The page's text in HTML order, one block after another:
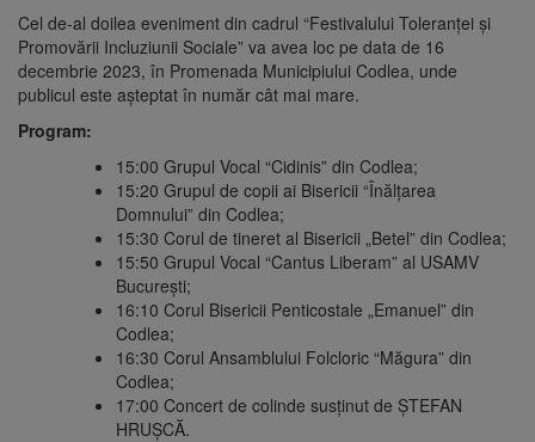
Cel de-al doilea eveniment din cadrul “Festivalului Toleranței și
Promovării Incluziunii Sociale” va avea loc pe data de 16
decembrie 2023, în Promenada Municipiului Codlea, unde
publicul este așteptat în număr cât mai mare.
Program:
15:00 Grupul Vocal “Cidinis” din Codlea;
15:20 Grupul de copii ai Bisericii “Înălțarea
Domnului” din Codlea;
15:30 Corul de tineret al Bisericii „Betel” din Codlea;
15:50 Grupul Vocal “Cantus Liberam” al USAMV
București;
16:10 Corul Bisericii Penticostale „Emanuel” din
Codlea;
16:30 Corul Ansamblului Folcloric “Măgura” din
Codlea;
17:00 Concert de colinde susținut de ȘTEFAN
HRUȘCĂ.